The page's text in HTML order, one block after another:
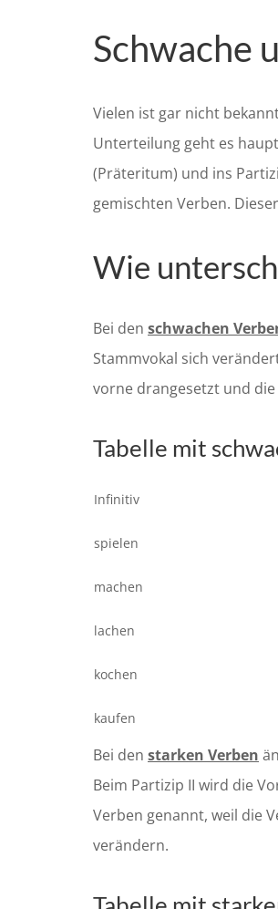
Schwache
Vielen ist gar nicht
Unterteilung geht es
(Präteritum) und ins
gemischten Verben.
Wie
Bei den schwachen
Stammvokal sich
vorne drangesetzt und
Tabelle mit
Infinitiv
spielen
machen
lachen
kochen
kaufen
Bei den starken Verben
Beim Partizip II wird die
Verben genannt, weil die
verändern.